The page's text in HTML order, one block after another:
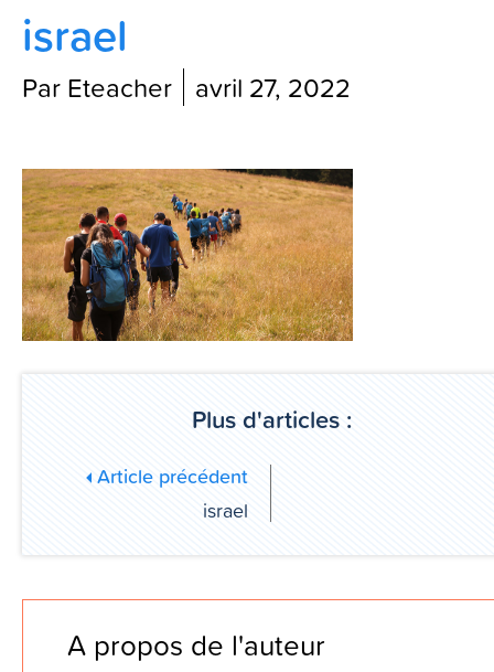
Blog
israel
Par Eteacher avril 27, 2022
Plus d'articles :
Article précédent
israel
A propos de l'auteur